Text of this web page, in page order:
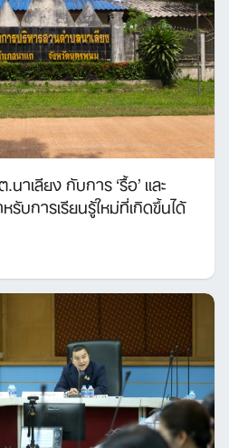
าเลียง กับการ ‘รื้อ’ และ
บการเรียนรู้ใหม่ที่เกิดขึ้นได้